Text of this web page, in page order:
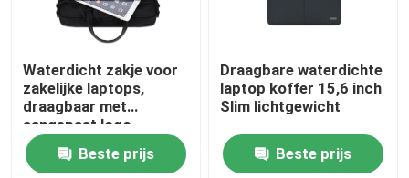
Waterdicht zakje voor
zakelijke laptops,
draagbaar met
aangepast logo.
Beste prijs
Draagbare waterdichte
laptop koffer 15,6 inch
Slim lichtgewicht
Beste prijs